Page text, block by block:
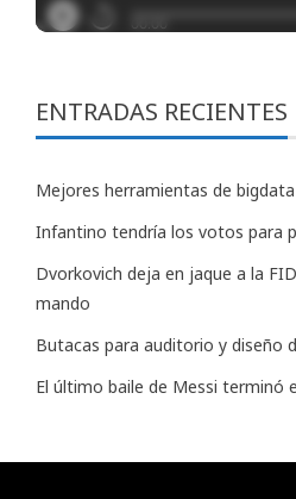
ENTRADAS RECIENTES
Mejores herramientas de
Infantino tendría los votos para
Dvorkovich deja en jaque a la
mando
Butacas para auditorio y diseño
El último baile de Messi terminó